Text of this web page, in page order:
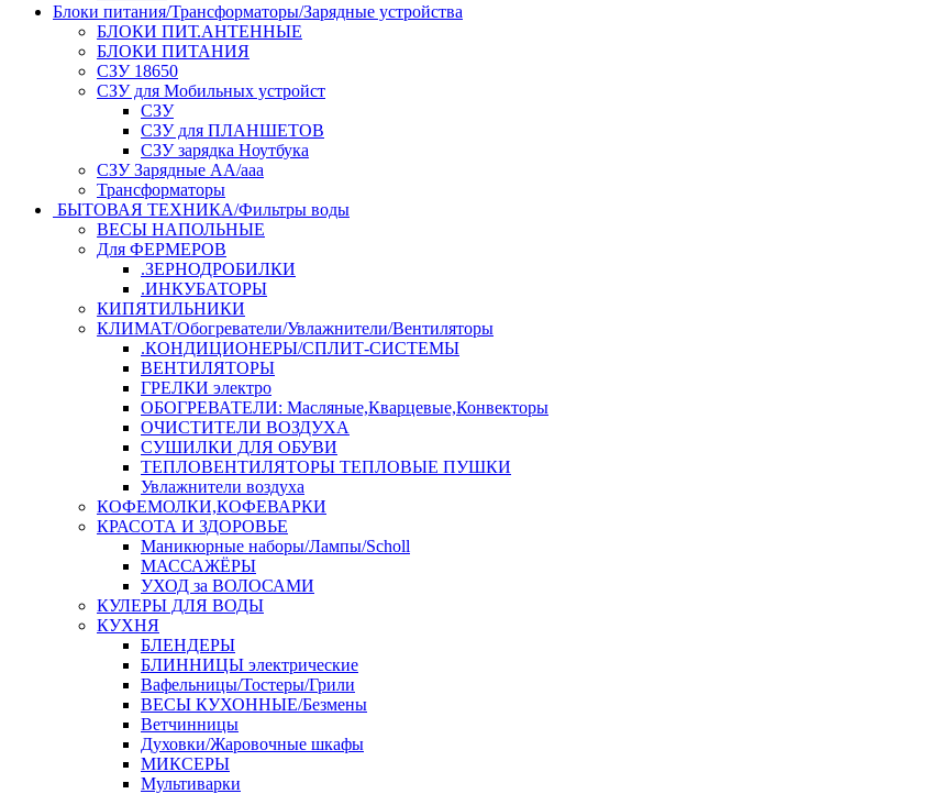
Блоки питания/Трансформаторы/Зарядные устройства
БЛОКИ ПИТ.АНТЕННЫЕ
БЛОКИ ПИТАНИЯ
СЗУ 18650
СЗУ для Мобильных устройст
СЗУ
СЗУ для ПЛАНШЕТОВ
СЗУ зарядка Ноутбука
СЗУ Зарядные АА/ааа
Трансформаторы
БЫТОВАЯ ТЕХНИКА/Фильтры воды
ВЕСЫ НАПОЛЬНЫЕ
Для ФЕРМЕРОВ
.ЗЕРНОДРОБИЛКИ
.ИНКУБАТОРЫ
КИПЯТИЛЬНИКИ
КЛИМАТ/Обогреватели/Увлажнители/Вентиляторы
.КОНДИЦИОНЕРЫ/СПЛИТ-СИСТЕМЫ
ВЕНТИЛЯТОРЫ
ГРЕЛКИ электро
ОБОГРЕВАТЕЛИ: Масляные,Кварцевые,Конвекторы
ОЧИСТИТЕЛИ ВОЗДУХА
СУШИЛКИ ДЛЯ ОБУВИ
ТЕПЛОВЕНТИЛЯТОРЫ ТЕПЛОВЫЕ ПУШКИ
Увлажнители воздуха
КОФЕМОЛКИ,КОФЕВАРКИ
КРАСОТА И ЗДОРОВЬЕ
Маникюрные наборы/Лампы/Scholl
МАССАЖЁРЫ
УХОД за ВОЛОСАМИ
КУЛЕРЫ ДЛЯ ВОДЫ
КУХНЯ
БЛЕНДЕРЫ
БЛИННИЦЫ электрические
Вафельницы/Тостеры/Грили
ВЕСЫ КУХОННЫЕ/Безмены
Ветчинницы
Духовки/Жаровочные шкафы
МИКСЕРЫ
Мультиварки